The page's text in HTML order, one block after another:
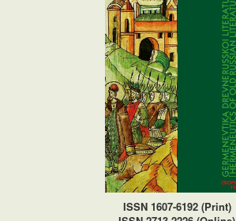
ISSN 1607-6192 (Print)